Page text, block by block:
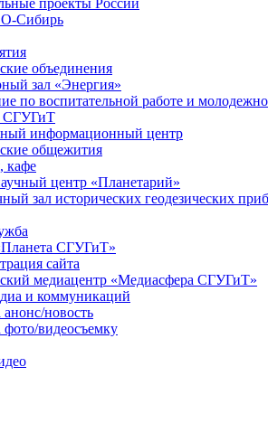
проекты России
Сибирь
объединения
зал «Энергия»
по воспитательной работе и
СГУГиТ
информационный центр
общежития
кафе
центр «Планетарий»
зал исторических геодезических
СГУГиТ»
сайта
медиацентр «Медиасфера СГУГиТ»
и коммуникаций
анонс/новость
фото/видеосъемку